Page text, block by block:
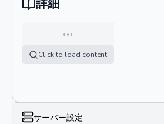
詳細
…
Click to load content
サーバー設定